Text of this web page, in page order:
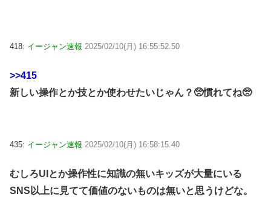
418: イージャン速報 2025/02/10(月) 16:55:52.50
>>415
新しい操作とか技とか使わせたいじゃん？🥺慣れてね🥺
435: イージャン速報 2025/02/10(月) 16:58:15.40
むしろUIとか操作性に知識の無いキッズが大量にいる
SNS以上に見てて価値のないものは無いと思うけどな。